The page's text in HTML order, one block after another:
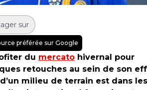
sur
préférée sur Google
du mercato hivernal pour
retouches au sein de son
milieu de terrain est dans les